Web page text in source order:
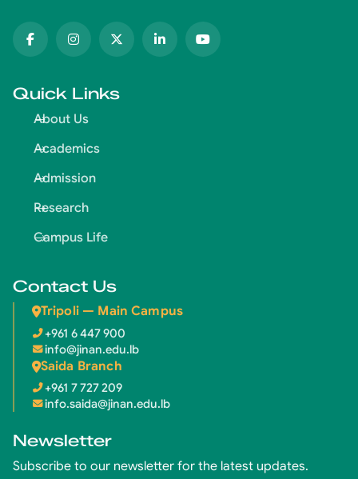
Quick Links
About Us
Academics
Admission
Research
Campus Life
Contact Us
Tripoli — Main Campus
+961 6 447 900
info@jinan.edu.lb
Saida Branch
+961 7 727 209
info.saida@jinan.edu.lb
Newsletter
Subscribe to our newsletter for the latest updates.